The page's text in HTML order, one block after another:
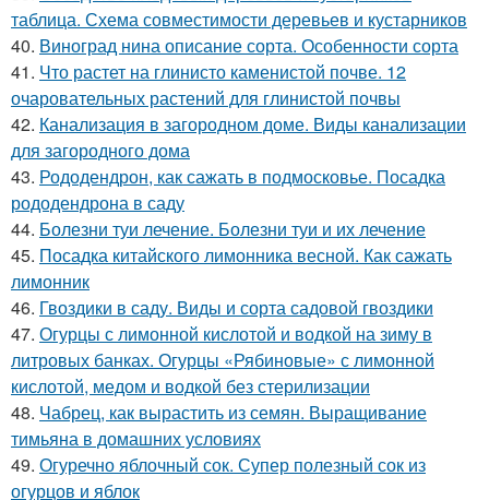
таблица. Схема совместимости деревьев и кустарников
40. Виноград нина описание сорта. Особенности сорта
41. Что растет на глинисто каменистой почве. 12
очаровательных растений для глинистой почвы
42. Канализация в загородном доме. Виды канализации
для загородного дома
43. Рододендрон, как сажать в подмосковье. Посадка
рододендрона в саду
44. Болезни туи лечение. Болезни туи и их лечение
45. Посадка китайского лимонника весной. Как сажать
лимонник
46. Гвоздики в саду. Виды и сорта садовой гвоздики
47. Огурцы с лимонной кислотой и водкой на зиму в
литровых банках. Огурцы «Рябиновые» с лимонной
кислотой, медом и водкой без стерилизации
48. Чабрец, как вырастить из семян. Выращивание
тимьяна в домашних условиях
49. Огуречно яблочный сок. Супер полезный сок из
огурцов и яблок